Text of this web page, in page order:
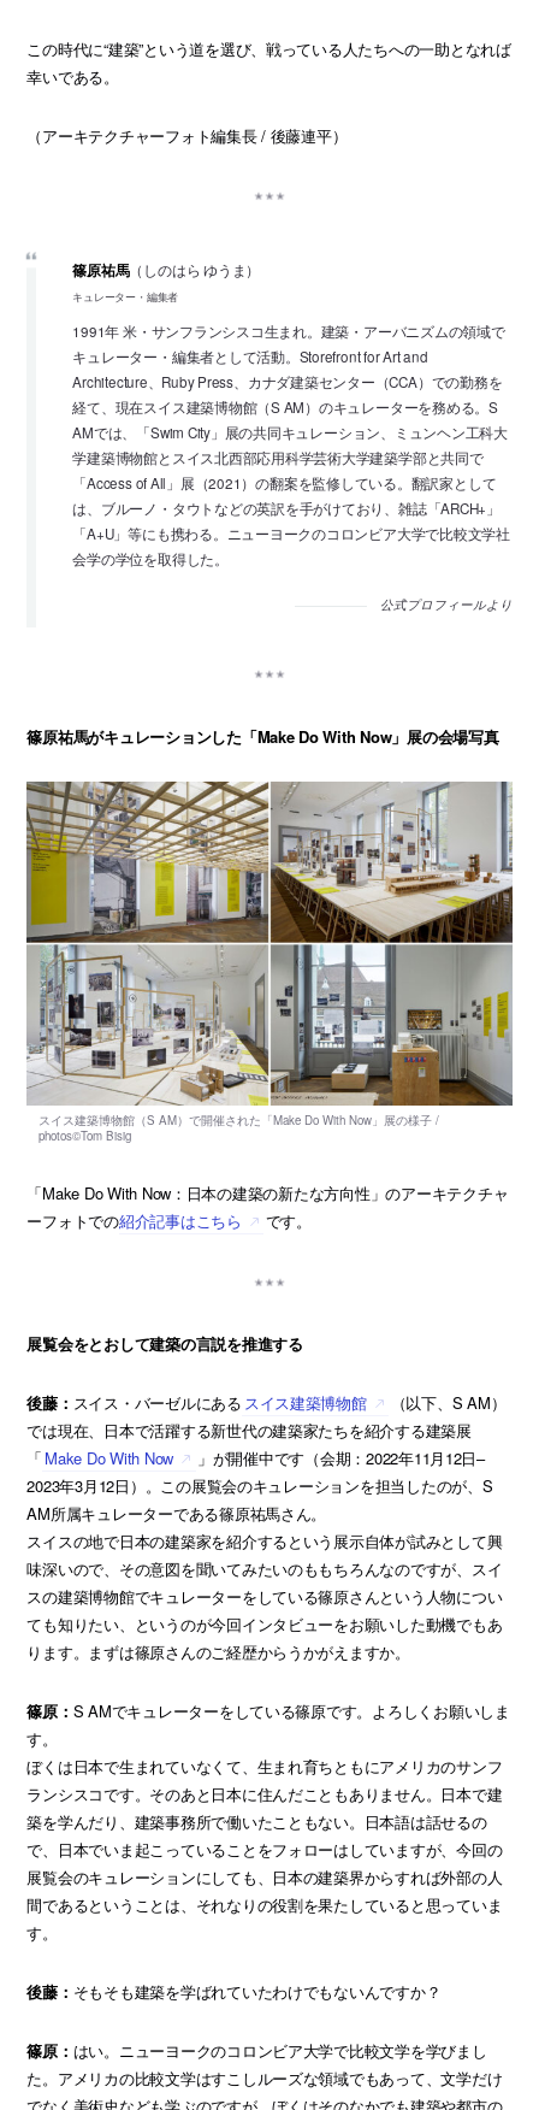
この時代に“建築”という道を選び、戦っている人たちへの一助となれば
幸いである。
（アーキテクチャーフォト編集長 / 後藤連平）
篠原祐馬（しのはら ゆうま）
キュレーター・編集者
1991年 米・サンフランシスコ生まれ。建築・アーバニズムの領域で
キュレーター・編集者として活動。Storefront for Art and
Architecture、Ruby Press、カナダ建築センター（CCA）での勤務を
経て、現在スイス建築博物館（S AM）のキュレーターを務める。S
AMでは、「Swim City」展の共同キュレーション、ミュンヘン工科大
学建築博物館とスイス北西部応用科学芸術大学建築学部と共同で
「Access of All」展（2021）の翻案を監修している。翻訳家として
は、ブルーノ・タウトなどの英訳を手がけており、雑誌「ARCH+」
「A+U」等にも携わる。ニューヨークのコロンビア大学で比較文学社
会学の学位を取得した。
公式プロフィールより
篠原祐馬がキュレーションした「Make Do With Now」展の会場写真
「Make Do With Now：日本の建築の新たな方向性」のアーキテクチャ
ーフォトでの紹介記事はこちら です。
展覧会をとおして建築の言説を推進する
後藤： スイス・バーゼルにある スイス建築博物館
（以下、S AM）
では現在、日本で活躍する新世代の建築家たちを紹介する建築展
「 Make Do With Now
」が開催中です（会期：2022年11月12日–
2023年3月12日）。この展覧会のキュレーションを担当したのが、S
AM所属キュレーターである篠原祐馬さん。
スイスの地で日本の建築家を紹介するという展示自体が試みとして興
味深いので、その意図を聞いてみたいのももちろんなのですが、スイ
スの建築博物館でキュレーターをしている篠原さんという人物につい
ても知りたい、というのが今回インタビューをお願いした動機でもあ
ります。まずは篠原さんのご経歴からうかがえますか。
篠原： S AMでキュレーターをしている篠原です。よろしくお願いしま
す。
ぼくは日本で生まれていなくて、生まれ育ちともにアメリカのサンフ
ランシスコです。そのあと日本に住んだこともありません。日本で建
築を学んだり、建築事務所で働いたこともない。日本語は話せるの
で、日本でいま起こっていることをフォローはしていますが、今回の
展覧会のキュレーションにしても、日本の建築界からすれば外部の人
間であるということは、それなりの役割を果たしていると思っていま
す。
後藤： そもそも建築を学ばれていたわけでもないんですか？
篠原： はい。ニューヨークのコロンビア大学で比較文学を学びまし
た。アメリカの比較文学はすこしルーズな領域でもあって、文学だけ